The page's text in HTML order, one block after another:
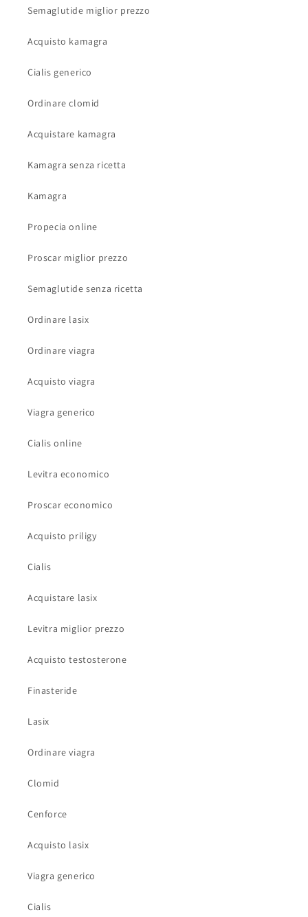
Semaglutide miglior prezzo
Acquisto kamagra
Cialis generico
Ordinare clomid
Acquistare kamagra
Kamagra senza ricetta
Kamagra
Propecia online
Proscar miglior prezzo
Semaglutide senza ricetta
Ordinare lasix
Ordinare viagra
Acquisto viagra
Viagra generico
Cialis online
Levitra economico
Proscar economico
Acquisto priligy
Cialis
Acquistare lasix
Levitra miglior prezzo
Acquisto testosterone
Finasteride
Lasix
Ordinare viagra
Clomid
Cenforce
Acquisto lasix
Viagra generico
Cialis